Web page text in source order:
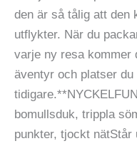
den är så tålig att den
utflykter. När du
varje ny resa kommer
äventyr och platser du
bomullsduk, trippla
punkter, tjockt